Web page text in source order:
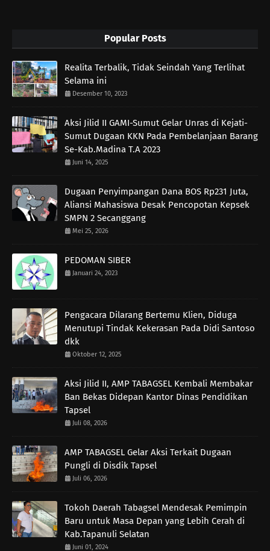
Popular Posts
Realita Terbalik, Tidak Seindah Yang Terlihat
Selama ini
Desember 10, 2023
Aksi Jilid II GAMI-Sumut Gelar Unras di Kejati-
Sumut Dugaan KKN Pada Pembelanjaan Barang
Se-Kab.Madina T.A 2023
Juni 14, 2025
Dugaan Penyimpangan Dana BOS Rp231 Juta,
Aliansi Mahasiswa Desak Pencopotan Kepsek
SMPN 2 Secanggang
Mei 25, 2026
PEDOMAN SIBER
Januari 24, 2023
Pengacara Dilarang Bertemu Klien, Diduga
Menutupi Tindak Kekerasan Pada Didi Santoso
dkk
Oktober 12, 2025
Aksi Jilid II, AMP TABAGSEL Kembali Membakar
Ban Bekas Didepan Kantor Dinas Pendidikan
Tapsel
Juli 08, 2026
AMP TABAGSEL Gelar Aksi Terkait Dugaan
Pungli di Disdik Tapsel
Juli 06, 2026
Tokoh Daerah Tabagsel Mendesak Pemimpin
Baru untuk Masa Depan yang Lebih Cerah di
Kab.Tapanuli Selatan
Juni 01, 2024